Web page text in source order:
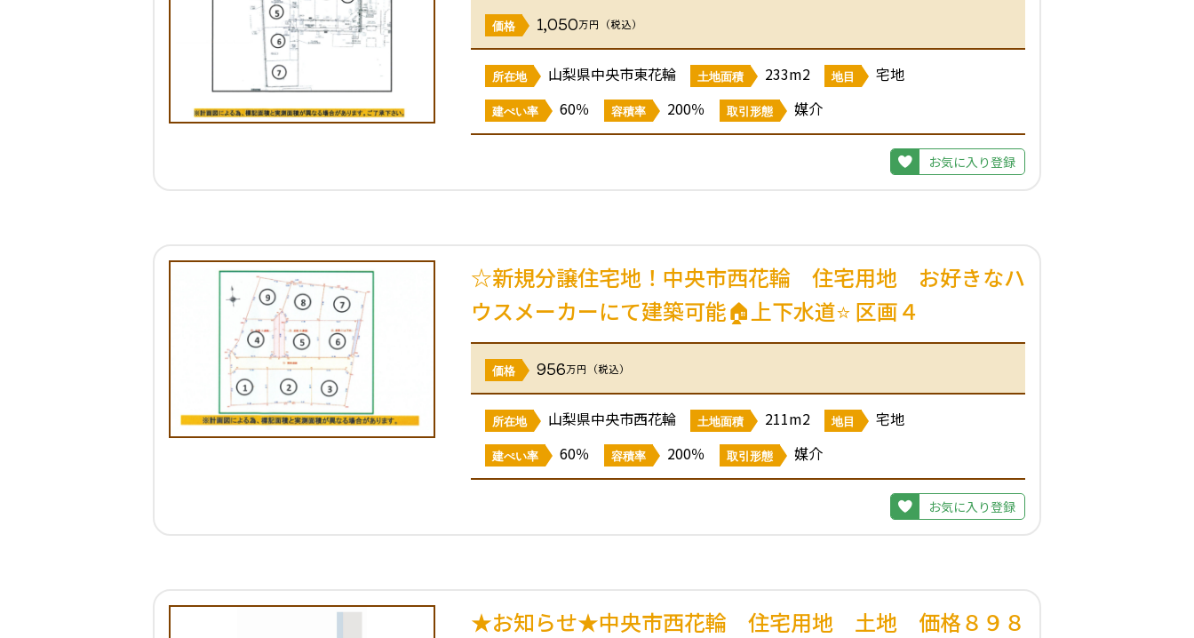
価格 1,050万円（税込）
所在地 山梨県中央市東花輪 土地面積 233m2 地目 宅地
建ぺい率 60％ 容積率 200％ 取引形態 媒介
お気に入り登録
☆新規分譲住宅地！中央市西花輪 住宅用地 お好きなハ
ウスメーカーにて建築可能🏠上下水道⭐ 区画４
価格 956万円（税込）
所在地 山梨県中央市西花輪 土地面積 211m2 地目 宅地
建ぺい率 60％ 容積率 200％ 取引形態 媒介
お気に入り登録
★お知らせ★中央市西花輪 住宅用地 土地 価格８９８